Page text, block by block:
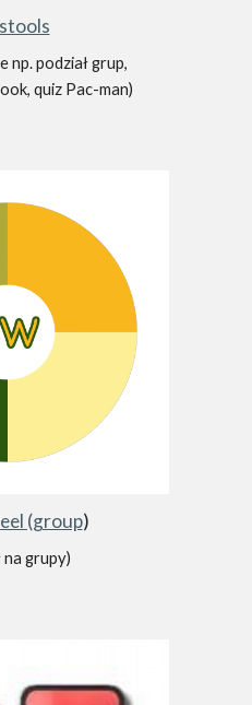
np. podział grup,
quiz Pac-man)
(group)
na grupy)